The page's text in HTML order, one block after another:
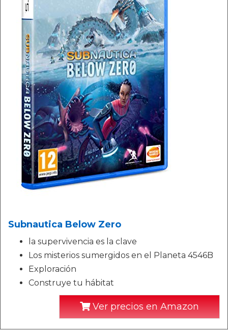
Subnautica Below Zero
la supervivencia es la clave
Los misterios sumergidos en el Planeta 4546B
Exploración
Construye tu hábitat
Ver precios en Amazon